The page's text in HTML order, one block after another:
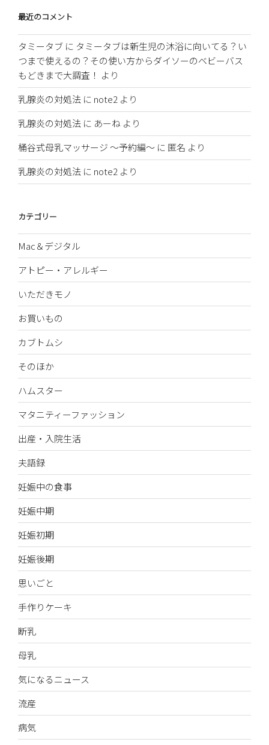
最近のコメント
タミータブ に タミータブは新生児の沐浴に向いてる？い
つまで使えるの？その使い方からダイソーのベビーバス
もどきまで大調査！ より
乳腺炎の対処法 に note2 より
乳腺炎の対処法 に あーね より
桶谷式母乳マッサージ 〜予約編〜 に 匿名 より
乳腺炎の対処法 に note2 より
カテゴリー
Mac＆デジタル
アトピー・アレルギー
いただきモノ
お買いもの
カブトムシ
そのほか
ハムスター
マタニティーファッション
出産・入院生活
夫語録
妊娠中の食事
妊娠中期
妊娠初期
妊娠後期
思いごと
手作りケーキ
断乳
母乳
気になるニュース
流産
病気